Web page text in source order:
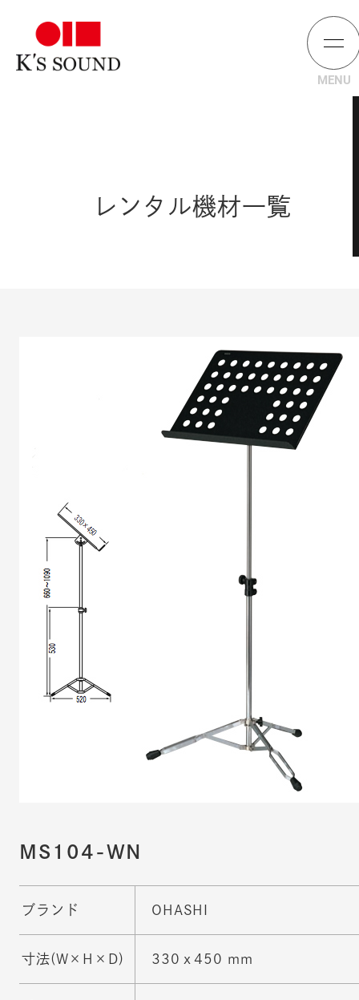
レンタル機材一覧
MS104-WN
ブランド OHASHI
寸法(W×H×D) 330ｘ450 mm